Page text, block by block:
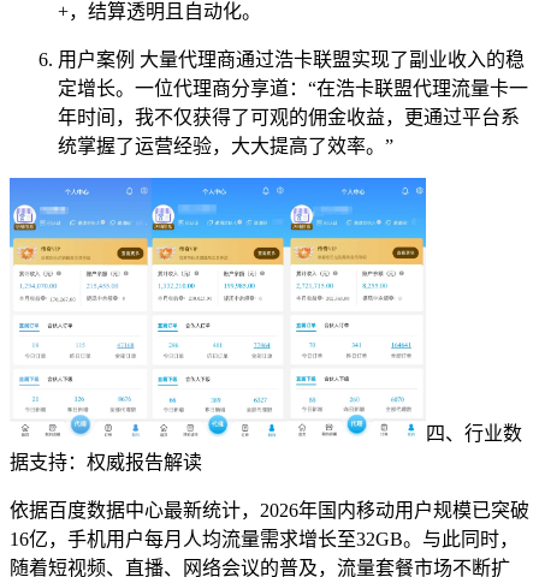
+，结算透明且自动化。
用户案例 大量代理商通过浩卡联盟实现了副业收入的稳
定增长。一位代理商分享道：“在浩卡联盟代理流量卡一
年时间，我不仅获得了可观的佣金收益，更通过平台系
统掌握了运营经验，大大提高了效率。”
四、行业数
据支持：权威报告解读
依据百度数据中心最新统计，2026年国内移动用户规模已突破
16亿，手机用户每月人均流量需求增长至32GB。与此同时，
随着短视频、直播、网络会议的普及，流量套餐市场不断扩